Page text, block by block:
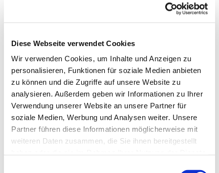
Diese Webseite verwendet Cookies
Wir verwenden Cookies, um Inhalte und Anzeigen zu
personalisieren, Funktionen für soziale Medien anbieten
zu können und die Zugriffe auf unsere Website zu
analysieren. Außerdem geben wir Informationen zu Ihrer
Verwendung unserer Website an unsere Partner für
soziale Medien, Werbung und Analysen weiter. Unsere
Partner führen diese Informationen möglicherweise mit
weiteren Daten zusammen, die Sie ihnen bereitgestellt